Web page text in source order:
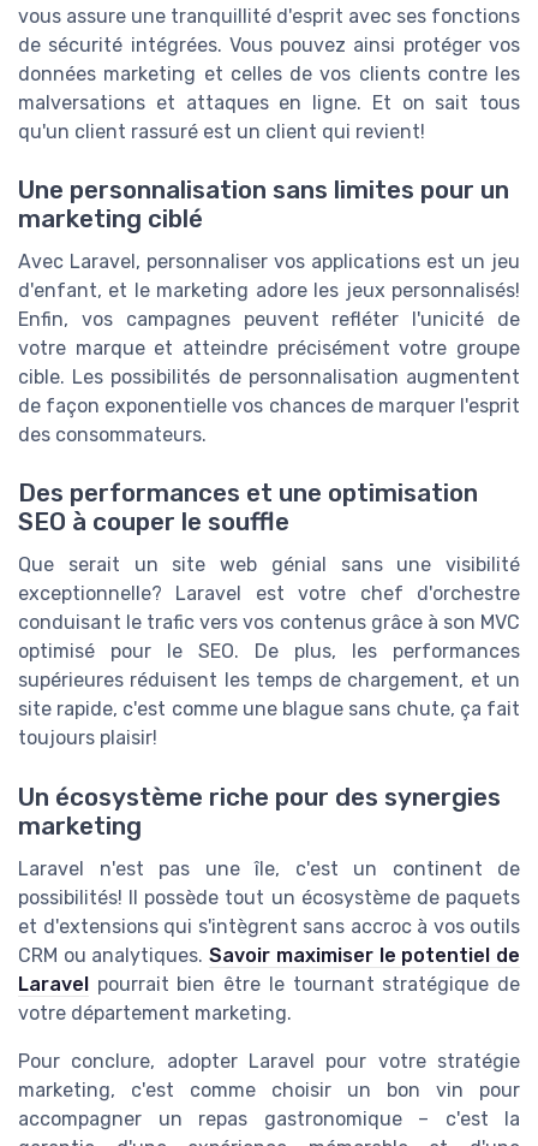
vous assure une tranquillité d'esprit avec ses fonctions
de sécurité intégrées. Vous pouvez ainsi protéger vos
données marketing et celles de vos clients contre les
malversations et attaques en ligne. Et on sait tous
qu'un client rassuré est un client qui revient!
Une personnalisation sans limites pour un
marketing ciblé
Avec Laravel, personnaliser vos applications est un jeu
d'enfant, et le marketing adore les jeux personnalisés!
Enfin, vos campagnes peuvent refléter l'unicité de
votre marque et atteindre précisément votre groupe
cible. Les possibilités de personnalisation augmentent
de façon exponentielle vos chances de marquer l'esprit
des consommateurs.
Des performances et une optimisation
SEO à couper le souffle
Que serait un site web génial sans une visibilité
exceptionnelle? Laravel est votre chef d'orchestre
conduisant le trafic vers vos contenus grâce à son MVC
optimisé pour le SEO. De plus, les performances
supérieures réduisent les temps de chargement, et un
site rapide, c'est comme une blague sans chute, ça fait
toujours plaisir!
Un écosystème riche pour des synergies
marketing
Laravel n'est pas une île, c'est un continent de
possibilités! Il possède tout un écosystème de paquets
et d'extensions qui s'intègrent sans accroc à vos outils
CRM ou analytiques.Savoir maximiser le potentiel de
Laravel pourrait bien être le tournant stratégique de
votre département marketing.
Pour conclure, adopter Laravel pour votre stratégie
marketing, c'est comme choisir un bon vin pour
accompagner un repas gastronomique – c'est la